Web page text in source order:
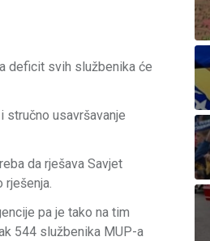
deficit svih službenika će
stručno usavršavanje
da rješava Savjet
pa je tako na tim
544 službenika MUP-a